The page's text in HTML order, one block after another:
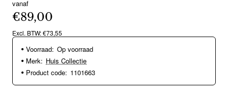
vanaf
€89,00
Excl. BTW: €73,55
Voorraad: Op voorraad
Merk: Huis Collectie
Product code: 1101663